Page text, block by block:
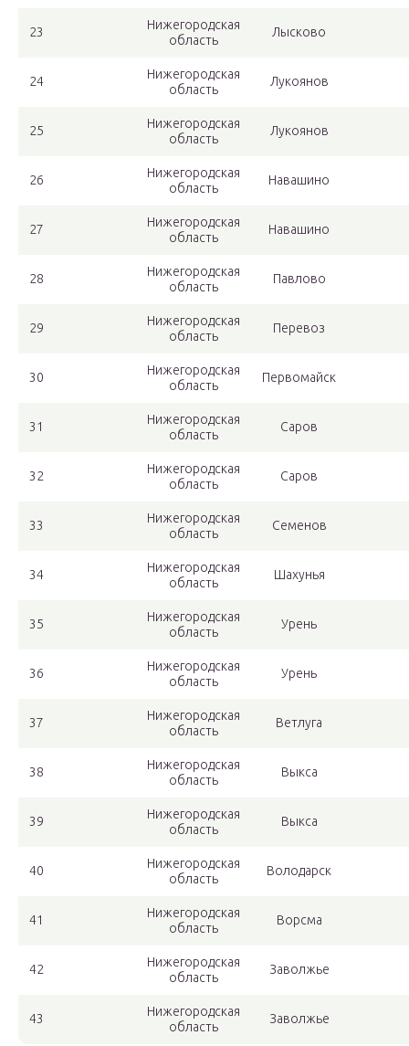
23
Нижегородская
область
Лысково
24
Нижегородская
область
Лукоянов
25
Нижегородская
область
Лукоянов
26
Нижегородская
область
Навашино
27
Нижегородская
область
Навашино
28
Нижегородская
область
Павлово
29
Нижегородская
область
Перевоз
30
Нижегородская
область
Первомайск
31
Нижегородская
область
Саров
32
Нижегородская
область
Саров
33
Нижегородская
область
Семенов
34
Нижегородская
область
Шахунья
35
Нижегородская
область
Урень
36
Нижегородская
область
Урень
37
Нижегородская
область
Ветлуга
38
Нижегородская
область
Выкса
39
Нижегородская
область
Выкса
40
Нижегородская
область
Володарск
41
Нижегородская
область
Ворсма
42
Нижегородская
область
Заволжье
43
Нижегородская
область
Заволжье